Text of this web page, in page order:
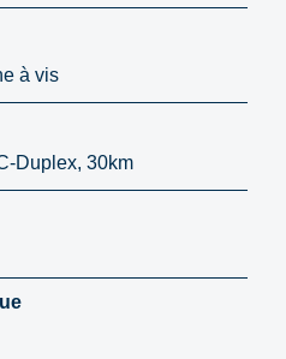
à vis
Duplex, 30km